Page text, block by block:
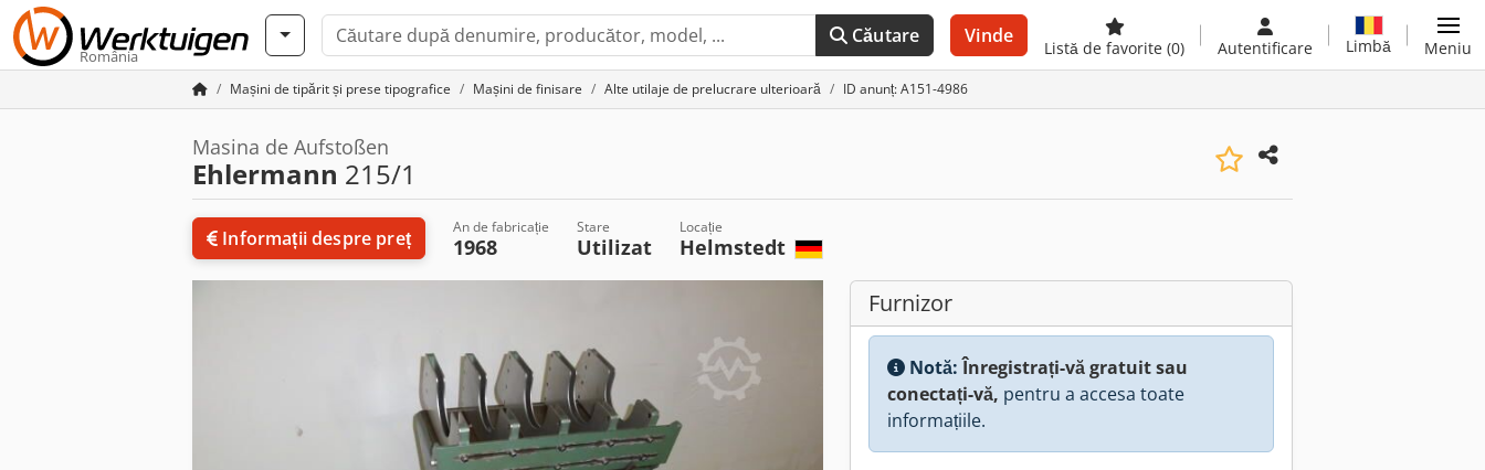
România
Căutare Vinde
Listă de favorite (0) Autentificare Limbă Meniu
Mașini de tipărit și prese tipografice Mașini de finisare Alte utilaje de prelucrare ulterioară ID anunț: A151-4986
Masina de Aufstoßen
Ehlermann 215/1
Informații despre preț An de fabricație
1968
Stare
Utilizat
Locație
Helmstedt
Furnizor
Notă:Înregistrați-vă gratuit sau
conectați-vă, pentru a accesa toate
informațiile.